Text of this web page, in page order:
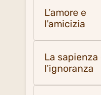
L'amore e
l'amicizia
La sapienza
l'ignoranza